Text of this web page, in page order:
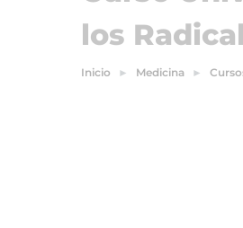
los
Inicio Medicina